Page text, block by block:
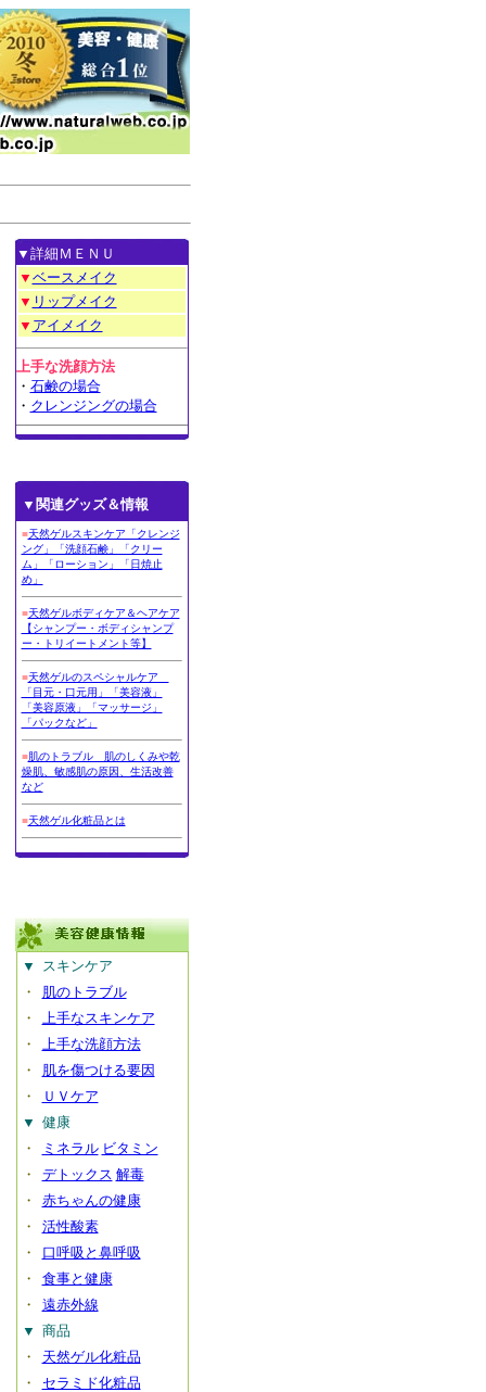
▼詳細ＭＥＮＵ
▼ ベースメイク
▼ リップメイク
▼ アイメイク
上手な洗顔方法
・ 石鹸の場合
・ クレンジングの場合
▼関連グッズ＆情報
■天然ゲルスキンケア「クレンジ
ング」「洗顔石鹸」「クリー
ム」「ローション」「日焼止
め」
■天然ゲルボディケア＆ヘアケア
【シャンプー・ボディシャンプ
ー・トリイートメント等】
■天然ゲルのスペシャルケア
「目元・口元用」「美容液」
「美容原液」「マッサージ」
「パックなど」
■肌のトラブル 肌のしくみや乾
燥肌、敏感肌の原因、生活改善
など
■天然ゲル化粧品とは
▼
スキンケア
・
肌のトラブル
・
上手なスキンケア
・
上手な洗顔方法
・
肌を傷つける要因
・
ＵＶケア
▼ 健康
・
ミネラル ビタミン
・
デトックス 解毒
・
赤ちゃんの健康
・
活性酸素
・
口呼吸と鼻呼吸
・
食事と健康
・
遠赤外線
▼ 商品
・
天然ゲル化粧品
・
セラミド化粧品